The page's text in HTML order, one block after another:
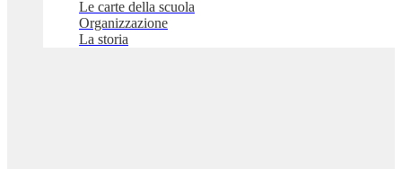
Le carte della scuola
Organizzazione
La storia